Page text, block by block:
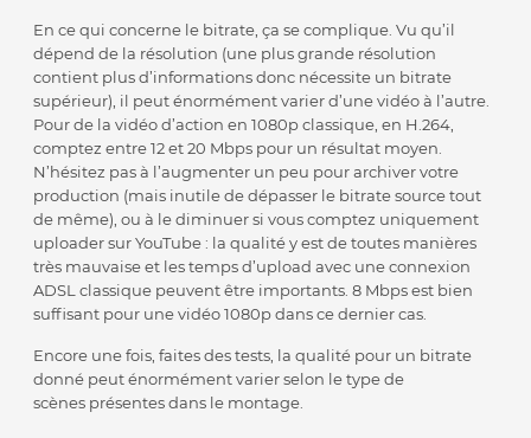
En ce qui concerne le bitrate, ça se complique. Vu qu’il
dépend de la résolution (une plus grande résolution
contient plus d’informations donc nécessite un bitrate
supérieur), il peut énormément varier d’une vidéo à l’autre.
Pour de la vidéo d’action en 1080p classique, en H.264,
comptez entre 12 et 20 Mbps pour un résultat moyen.
N’hésitez pas à l’augmenter un peu pour archiver votre
production (mais inutile de dépasser le bitrate source tout
de même), ou à le diminuer si vous comptez uniquement
uploader sur YouTube : la qualité y est de toutes manières
très mauvaise et les temps d’upload avec une connexion
ADSL classique peuvent être importants. 8 Mbps est bien
suffisant pour une vidéo 1080p dans ce dernier cas.
Encore une fois, faites des tests, la qualité pour un bitrate
donné peut énormément varier selon le type de
scènes présentes dans le montage.